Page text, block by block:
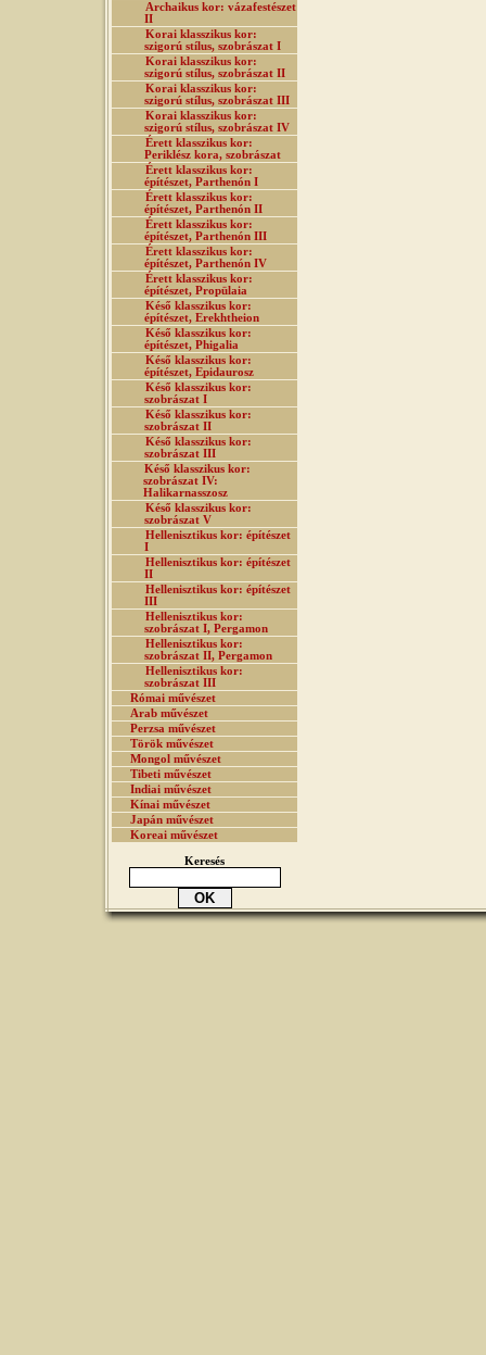
Archaikus kor: vázafestészet
II
Korai klasszikus kor:
szigorú stílus, szobrászat I
Korai klasszikus kor:
szigorú stílus, szobrászat II
Korai klasszikus kor:
szigorú stílus, szobrászat III
Korai klasszikus kor:
szigorú stílus, szobrászat IV
Érett klasszikus kor:
Periklész kora, szobrászat
Érett klasszikus kor:
építészet, Parthenón I
Érett klasszikus kor:
építészet, Parthenón II
Érett klasszikus kor:
építészet, Parthenón III
Érett klasszikus kor:
építészet, Parthenón IV
Érett klasszikus kor:
építészet, Propülaia
Késő klasszikus kor:
építészet, Erekhtheion
Késő klasszikus kor:
építészet, Phigalia
Késő klasszikus kor:
építészet, Epidaurosz
Késő klasszikus kor:
szobrászat I
Késő klasszikus kor:
szobrászat II
Késő klasszikus kor:
szobrászat III
Késő klasszikus kor:
szobrászat IV:
Halikarnasszosz
Késő klasszikus kor:
szobrászat V
Hellenisztikus kor: építészet
I
Hellenisztikus kor: építészet
II
Hellenisztikus kor: építészet
III
Hellenisztikus kor:
szobrászat I, Pergamon
Hellenisztikus kor:
szobrászat II, Pergamon
Hellenisztikus kor:
szobrászat III
Római művészet
Arab művészet
Perzsa művészet
Török művészet
Mongol művészet
Tibeti művészet
Indiai művészet
Kínai művészet
Japán művészet
Koreai művészet
Keresés